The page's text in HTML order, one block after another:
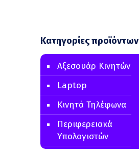
Κατηγορίες προϊόντων
Aξεσουάρ Κινητών
Laptop
Κινητά Τηλέφωνα
Περιφερειακά
Υπολογιστών